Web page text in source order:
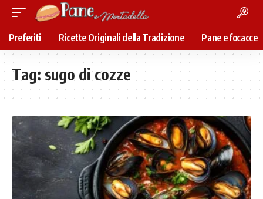
Preferiti Ricette Originali della Tradizione Pane e focacce
Tag: sugo di cozze